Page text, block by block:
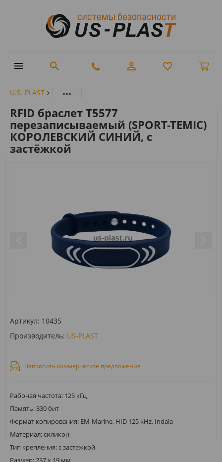
U.S. PLAST ...
RFID браслет T5577
перезаписываемый (SPORT-TEMIC)
КОРОЛЕВСКИЙ СИНИЙ, с
застёжкой
Артикул: 10435
Производитель: US-PLAST
Запросить коммерческое предложение
Рабочая частота: 125 кГц
Память: 330 бит
Формат копирования: EM-Marine, HID 125 kHz, Indala
Материал: силикон
Тип крепления: с застежкой
Размер: 237 х 19 мм